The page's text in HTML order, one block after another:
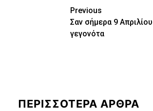
Continue
Reading
Previous
Σαν σήμερα 9
γεγονότα
ΠΕΡΙΣΣΟΤΕΡΑ ΑΡΘΡΑ